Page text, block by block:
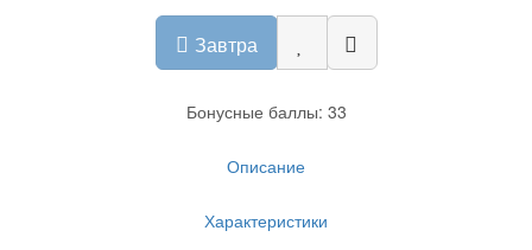
Завтра
Бонусные баллы: 33
Описание
Характеристики